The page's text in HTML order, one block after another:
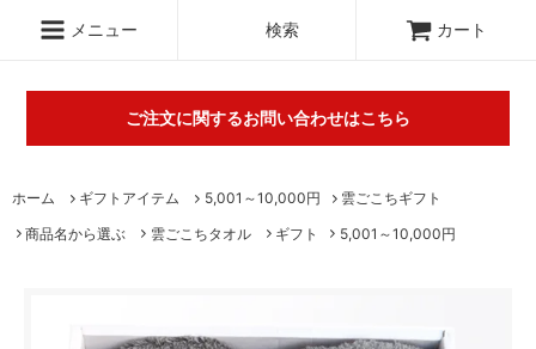
ご注文に関するお問い合わせはこちら
関するご不明な点は（
＞お問い合わせフォーム）にてご連絡お願
いします。※電話対応は行っておりません。
メニュー 検索 カート
ホーム ギフトアイテム 5,001～10,000円
雲ごこちギフト
商品名から選ぶ
雲ごこちタオル ギフト 5,001～10,000円